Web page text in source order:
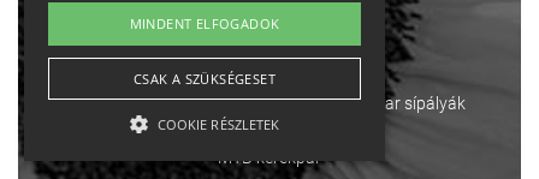
English
Ebike Osztrák sípályák Magyar sípályák
MTB kerékpár
MINDENT ELFOGADOK
CSAK A SZÜKSÉGESET
COOKIE RÉSZLETEK